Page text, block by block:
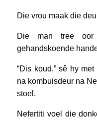
Die vrou maak die
Die man tree
gehandskoende
“Dis koud,” sê hy
na kombuisdeur na
stoel.
Nefertiti voel die